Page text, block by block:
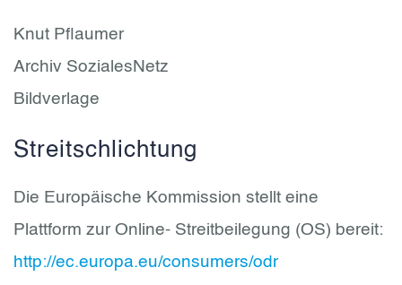
Knut Pflaumer
Archiv SozialesNetz
Bildverlage
Streitschlichtung
Die Europäische Kommission stellt eine
Plattform zur Online- Streitbeilegung (OS) bereit:
http://ec.europa.eu/consumers/odr